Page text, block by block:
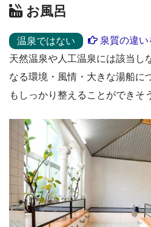
お風呂
温泉ではない
泉質の違い
天然温泉や人工温泉には該当し
なる環境・風情・大きな湯船に
もしっかり整えることができそ